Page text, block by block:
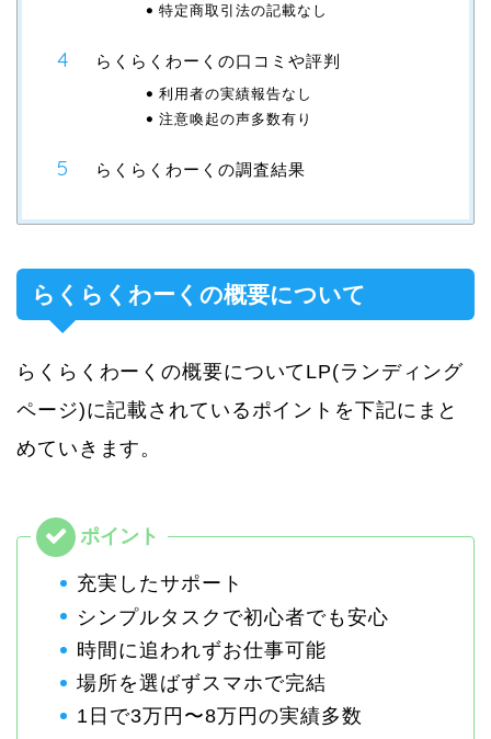
特定商取引法の記載なし
らくらくわーくの口コミや評判
利用者の実績報告なし
注意喚起の声多数有り
らくらくわーくの調査結果
らくらくわーくの概要について
らくらくわーくの概要についてLP(ランディング
ページ)に記載されているポイントを下記にまと
めていきます。
充実したサポート
シンプルタスクで初心者でも安心
時間に追われずお仕事可能
場所を選ばずスマホで完結
1日で3万円〜8万円の実績多数